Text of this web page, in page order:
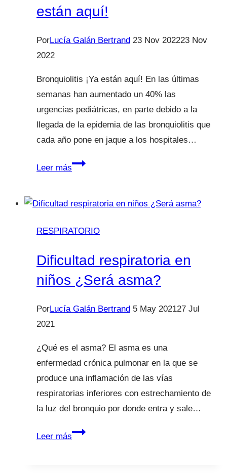
están aquí!
PorLucía Galán Bertrand 23 Nov 202223 Nov
2022
Bronquiolitis ¡Ya están aquí! En las últimas
semanas han aumentado un 40% las
urgencias pediátricas, en parte debido a la
llegada de la epidemia de las bronquiolitis que
cada año pone en jaque a los hospitales…
Leer másBRONQUIOLITIS
aquí!
RESPIRATORIO
Dificultad respiratoria en
niños ¿Será asma?
PorLucía Galán Bertrand 5 May 202127 Jul
2021
¿Qué es el asma? El asma es una
enfermedad crónica pulmonar en la que se
produce una inflamación de las vías
respiratorias inferiores con estrechamiento de
la luz del bronquio por donde entra y sale…
Leer másDificultad